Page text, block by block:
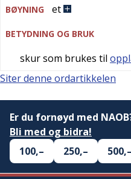
BØYNING et
BETYDNING OG BRUK
skur som brukes til
Siter denne ordartikkelen
Er du fornøyd med
Bli med og bidra!
100,–
250,– 500,–